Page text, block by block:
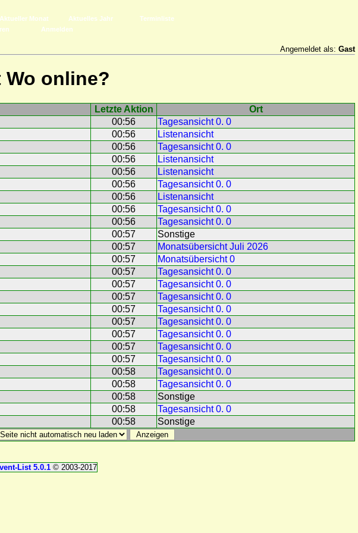
Aktueller Monat Aktuelles Jahr
Terminliste
Anmelden
Angemeldet als: Gast
Wo online?
Letzte Aktion
Ort
00:56
Tagesansicht 0. 0
00:56
Listenansicht
00:56
Tagesansicht 0. 0
00:56
Listenansicht
00:56
Listenansicht
00:56
Tagesansicht 0. 0
00:56
Listenansicht
00:56
Tagesansicht 0. 0
00:56
Tagesansicht 0. 0
00:57
Sonstige
00:57
Monatsübersicht Juli 2026
00:57
Monatsübersicht 0
00:57
Tagesansicht 0. 0
00:57
Tagesansicht 0. 0
00:57
Tagesansicht 0. 0
00:57
Tagesansicht 0. 0
00:57
Tagesansicht 0. 0
00:57
Tagesansicht 0. 0
00:57
Tagesansicht 0. 0
00:57
Tagesansicht 0. 0
00:58
Tagesansicht 0. 0
00:58
Tagesansicht 0. 0
00:58
Sonstige
00:58
Tagesansicht 0. 0
00:58 Sonstige
List 5.0.1© 2003-2017